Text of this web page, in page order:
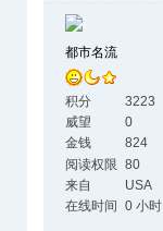
都市名流
积分
3223
威望
0
金钱
824
阅读权限 80
来自
USA
在线时间
0 小时